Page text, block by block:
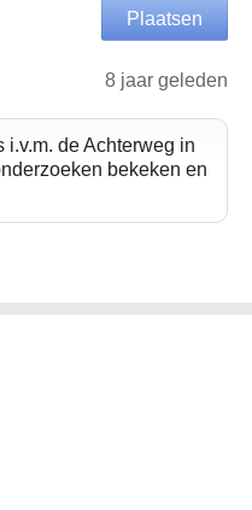
8 jaar geleden
de Achterweg in
bekeken en